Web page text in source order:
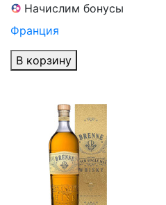
Начислим бонусы
Франция
В корзину